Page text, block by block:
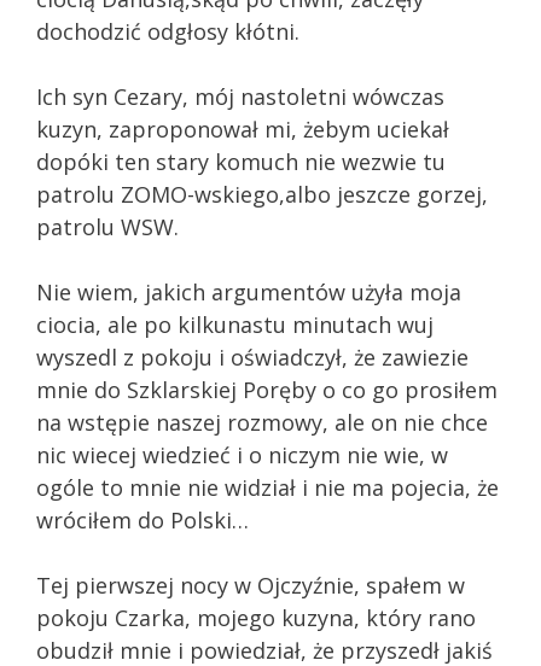
dochodzić odgłosy kłótni.
Ich syn Cezary, mój nastoletni wówczas
kuzyn, zaproponował mi, żebym uciekał
dopóki ten stary komuch nie wezwie tu
patrolu ZOMO-wskiego,albo jeszcze gorzej,
patrolu WSW.
Nie wiem, jakich argumentów użyła moja
ciocia, ale po kilkunastu minutach wuj
wyszedl z pokoju i oświadczył, że zawiezie
mnie do Szklarskiej Poręby o co go prosiłem
na wstępie naszej rozmowy, ale on nie chce
nic wiecej wiedzieć i o niczym nie wie, w
ogóle to mnie nie widział i nie ma pojecia, że
wróciłem do Polski…
Tej pierwszej nocy w Ojczyźnie, spałem w
pokoju Czarka, mojego kuzyna, który rano
obudził mnie i powiedział, że przyszedł jakiś